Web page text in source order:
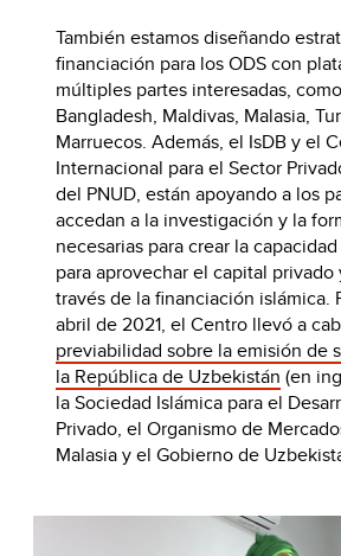
También estamos diseñando
financiación para los ODS con
múltiples partes interesadas,
Bangladesh, Maldivas, Malasia,
Marruecos. Además, el IsDB y el
Internacional para el Sector
del PNUD, están apoyando a los
accedan a la investigación y la
necesarias para crear la
para aprovechar el capital
través de la financiación islámica.
abril de 2021, el Centro llevó a
previabilidad sobre la emisión de
la República de Uzbekistán (en
la Sociedad Islámica para el
Privado, el Organismo de
Malasia y el Gobierno de